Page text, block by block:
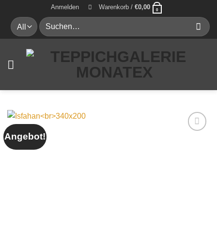
Inhalt
springen
Anmelden Warenkorb / €0,00 0
Suche
nach:
Angebot!